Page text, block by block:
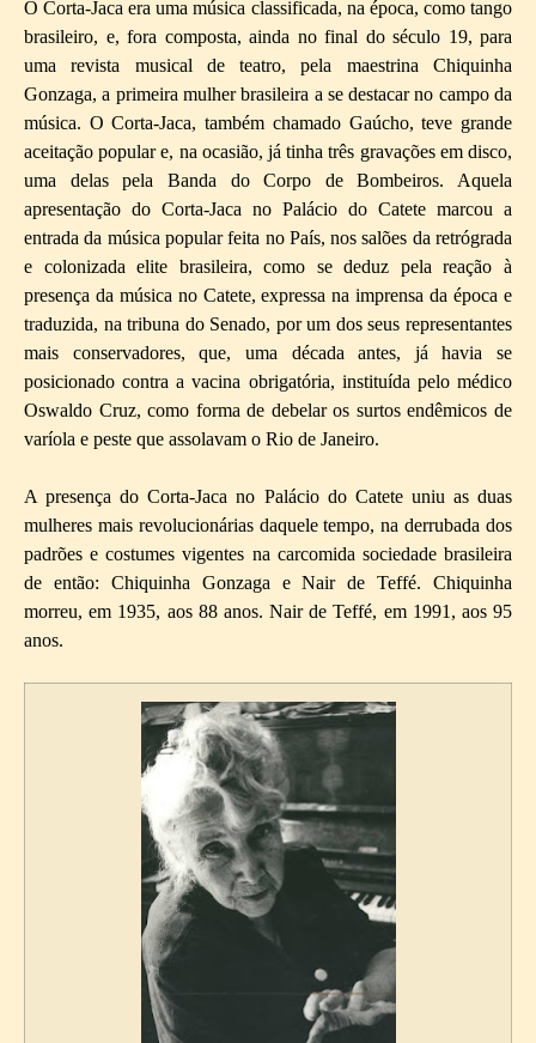
O Corta-Jaca era uma música classificada, na época, como tango
brasileiro, e, fora composta, ainda no final do século 19, para
uma revista musical de teatro, pela maestrina Chiquinha
Gonzaga, a primeira mulher brasileira a se destacar no campo da
música. O Corta-Jaca, também chamado Gaúcho, teve grande
aceitação popular e, na ocasião, já tinha três gravações em disco,
uma delas pela Banda do Corpo de Bombeiros. Aquela
apresentação do Corta-Jaca no Palácio do Catete marcou a
entrada da música popular feita no País, nos salões da retrógrada
e colonizada elite brasileira, como se deduz pela reação à
presença da música no Catete, expressa na imprensa da época e
traduzida, na tribuna do Senado, por um dos seus representantes
mais conservadores, que, uma década antes, já havia se
posicionado contra a vacina obrigatória, instituída pelo médico
Oswaldo Cruz, como forma de debelar os surtos endêmicos de
varíola e peste que assolavam o Rio de Janeiro.
A presença do Corta-Jaca no Palácio do Catete uniu as duas
mulheres mais revolucionárias daquele tempo, na derrubada dos
padrões e costumes vigentes na carcomida sociedade brasileira
de então: Chiquinha Gonzaga e Nair de Teffé. Chiquinha
morreu, em 1935, aos 88 anos. Nair de Teffé, em 1991, aos 95
anos.